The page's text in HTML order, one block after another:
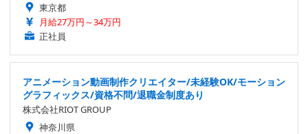
東京都
月給27万円～34万円
正社員
アニメーション動画制作クリエイター/未経験OK/モーション
グラフィックス/資格不問/退職金制度あり
株式会社RIOT GROUP
神奈川県